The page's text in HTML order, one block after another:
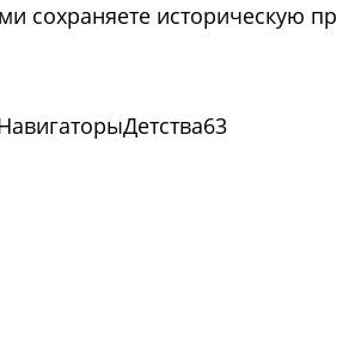
сохраняете историческую